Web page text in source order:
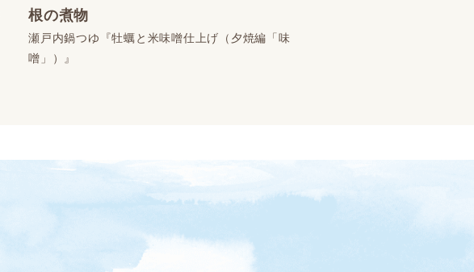
根の煮物
瀬戸内鍋つゆ『牡蠣と米味噌仕上げ（夕焼編「味
噌」）』